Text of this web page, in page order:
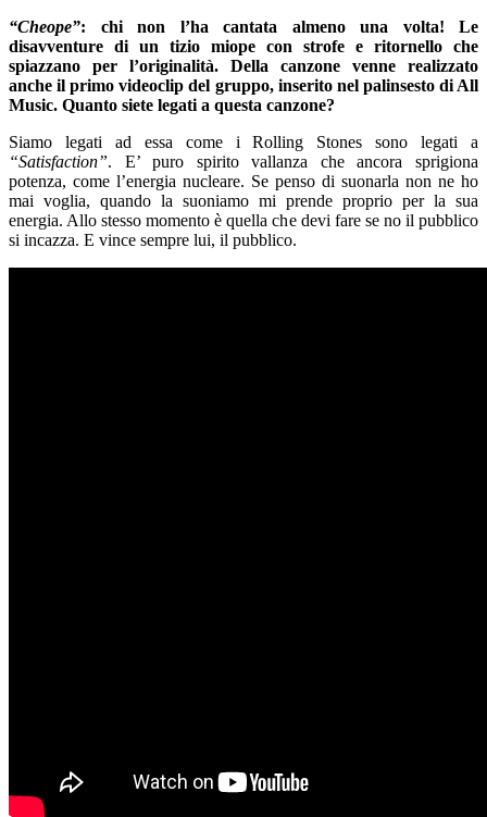
“Cheope”: chi non l’ha cantata almeno una volta! Le
disavventure di un tizio miope con strofe e ritornello che
spiazzano per l’originalità. Della canzone venne realizzato
anche il primo videoclip del gruppo, inserito nel palinsesto di All
Music. Quanto siete legati a questa canzone?
Siamo legati ad essa come i Rolling Stones sono legati a
“Satisfaction”. E’ puro spirito vallanza che ancora sprigiona
potenza, come l’energia nucleare. Se penso di suonarla non ne ho
mai voglia, quando la suoniamo mi prende proprio per la sua
energia. Allo stesso momento è quella che devi fare se no il pubblico
si incazza. E vince sempre lui, il pubblico.